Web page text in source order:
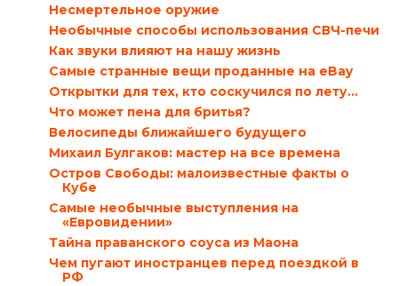
Несмертельное оружие
Необычные способы использования СВЧ-печи
Как звуки влияют на нашу жизнь
Самые странные вещи проданные на eBay
Открытки для тех, кто соскучился по лету…
Что может пена для бритья?
Велосипеды ближайшего будущего
Михаил Булгаков: мастер на все времена
Остров Свободы: малоизвестные факты о
Кубе
Самые необычные выступления на
«Евровидении»
Тайна праванского соуса из Маона
Чем пугают иностранцев перед поездкой в
РФ